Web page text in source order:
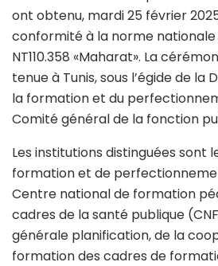
ont obtenu, mardi 25 février
conformité à la norme nationale
NT110.358 «Maharat». La
tenue à Tunis, sous l’égide de la
la formation et du
Comité général de la fonction
Les institutions distinguées sont
formation et de
Centre national de formation
cadres de la santé publique
générale planification, de la
formation des cadres de